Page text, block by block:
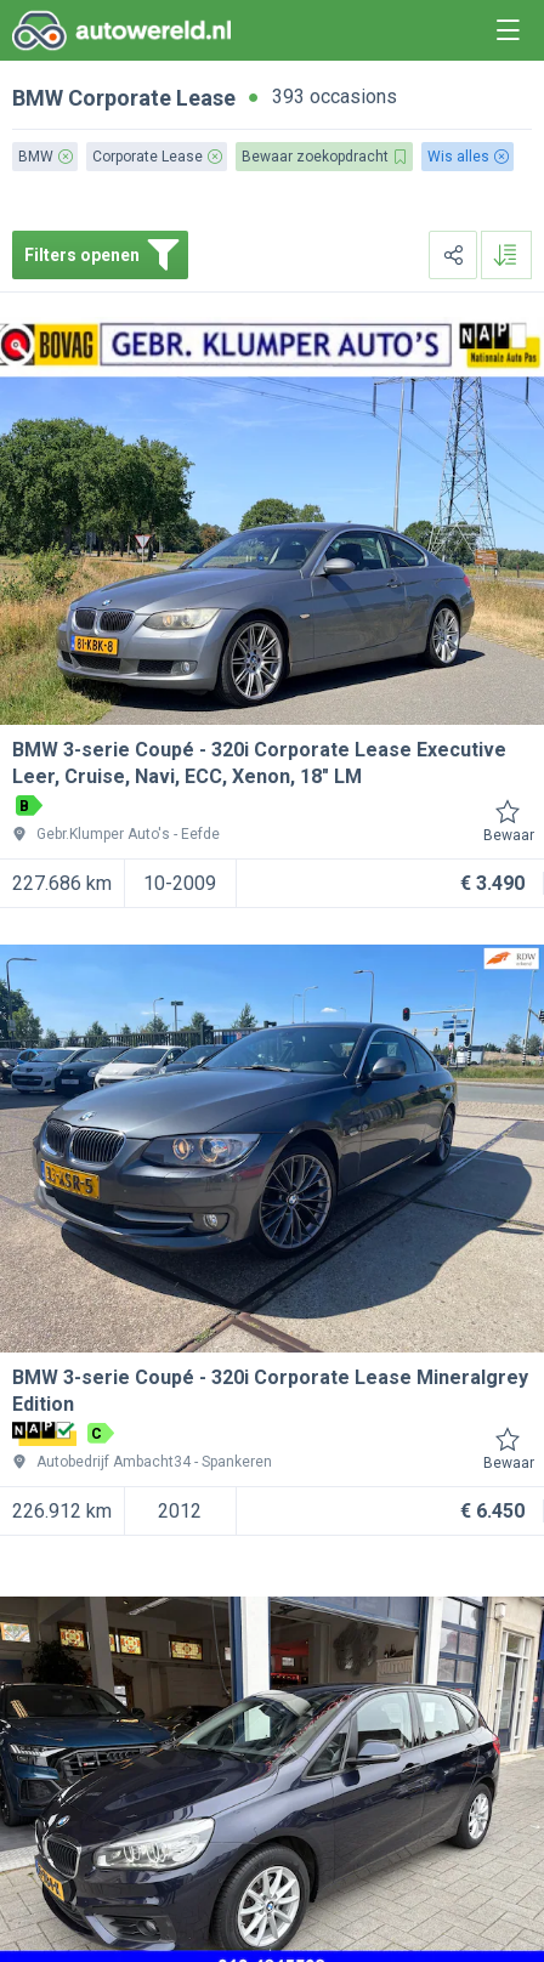
BMW Corporate Lease 393 occasions
BMW Corporate Lease Bewaar zoekopdracht Wis alles
Filters openen
BMW 3-serie Coupé
320i Corporate Lease Executive
Leer, Cruise, Navi, ECC, Xenon, 18" LM
B
Gebr.Klumper Auto's
Eefde Bewaar
227.686 km 10-2009 € 3.490
BMW 3-serie Coupé
320i Corporate Lease Mineralgrey
Edition
C
Autobedrijf Ambacht34
Spankeren Bewaar
226.912 km 2012 € 6.450